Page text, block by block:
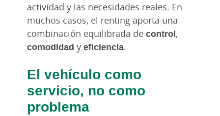
actividad y las necesidades reales. En
muchos casos, el renting aporta una
combinación equilibrada de control,
comodidad y eficiencia.
El vehículo como
servicio, no como
problema